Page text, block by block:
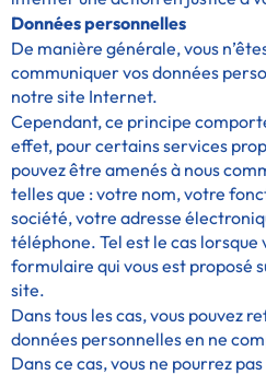
Données personnelles
De manière générale, vous
communiquer vos données
notre site Internet.
Cependant, ce principe
effet, pour certains services
pouvez être amenés à nous
telles que : votre nom, votre
société, votre adresse
téléphone. Tel est le cas lorsque
formulaire qui vous est proposé
site.
Dans tous les cas, vous pouvez
données personnelles en ne
Dans ce cas, vous ne pourrez